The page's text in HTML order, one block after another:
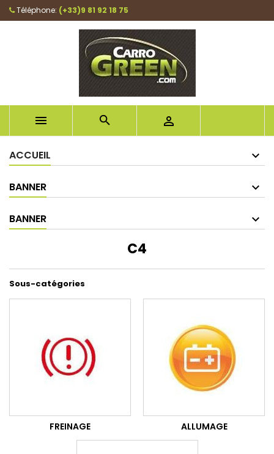
Téléphone: (+33)9 81 92 18 75
  
ACCUEIL
BANNER
BANNER
C4
Sous-catégories
FREINAGE ALLUMAGE